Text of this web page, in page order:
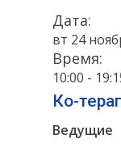
Дата:
вт 24
Время:
10:00 -
Ко-
Ведущие